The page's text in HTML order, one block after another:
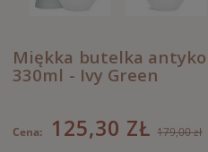
Miękka butelka
330ml - Ivy Green
Cena: 125,30 ZŁ 179,00 zł